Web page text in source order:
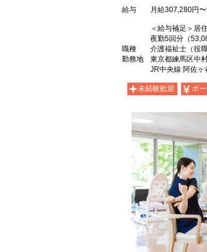
給与 月給307,280円
＜給与補足＞居
夜勤5回分（
職種
介護福祉士（役職
勤務地
東京都練馬区中
JR中央線 阿佐
未経験歓迎 ボ